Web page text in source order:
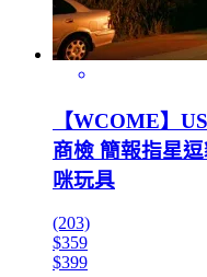
【WCOME】
商檢 簡報指星
咪玩具
(203)
$359
$399